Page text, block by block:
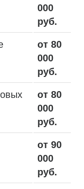
000
руб.
от 80
000
руб.
от 80
000
руб.
от 90
000
руб.